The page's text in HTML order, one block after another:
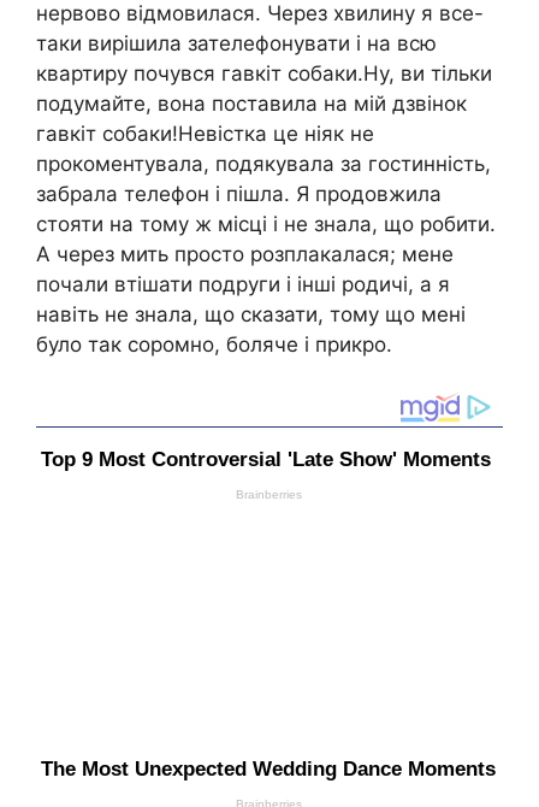
нервово відмовилася. Через хвилину я все-
таки вирішила зателефонувати і на всю
квартиру почувся гавкіт собаки.Ну, ви тільки
подумайте, вона поставила на мій дзвінок
гавкіт собаки!Невістка це ніяк не
прокоментувала, подякувала за гостинність,
забрала телефон і пішла. Я продовжила
стояти на тому ж місці і не знала, що робити.
А через мить просто розплакалася; мене
почали втішати подруги і інші родичі, а я
навіть не знала, що сказати, тому що мені
було так соромно, боляче і прикро.